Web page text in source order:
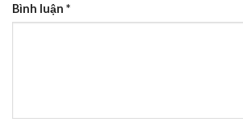
Bình luận *